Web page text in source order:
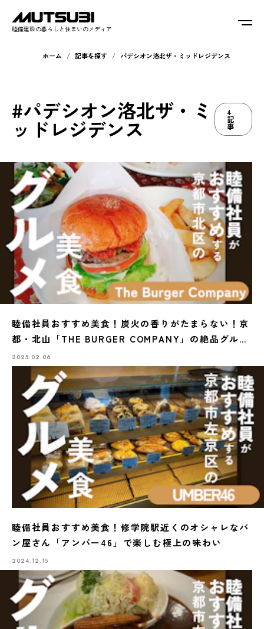
睦備建設の暮らしと住まいのメディア
ホーム 記事を探す パデシオン洛北ザ・ミッドレジデンス
#パデシオン洛北ザ・ミ
ッドレジデンス
4
記
事
睦備社員おすすめ美食！炭火の香りがたまらない！京
都・北山「THE BURGER COMPANY」の絶品グルメ
バーガー
2025.02.06
睦備社員おすすめ美食！修学院駅近くのオシャレなパ
ン屋さん「アンバー46」で楽しむ極上の味わい
2024.12.15